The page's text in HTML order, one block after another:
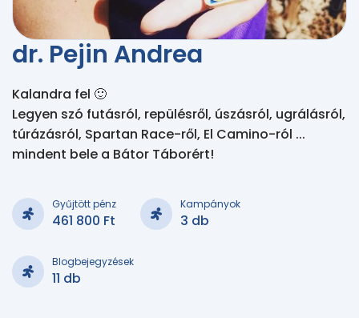
dr. Pejin Andrea
Kalandra fel 🙂
Legyen szó futásról, repülésről, úszásról, ugrálásról,
túrázásról, Spartan Race-ről, El Camino-ról ...
mindent bele a Bátor Táborért!
Gyűjtött pénz
461 800 Ft
Kampányok
3 db
Blogbejegyzések
11 db